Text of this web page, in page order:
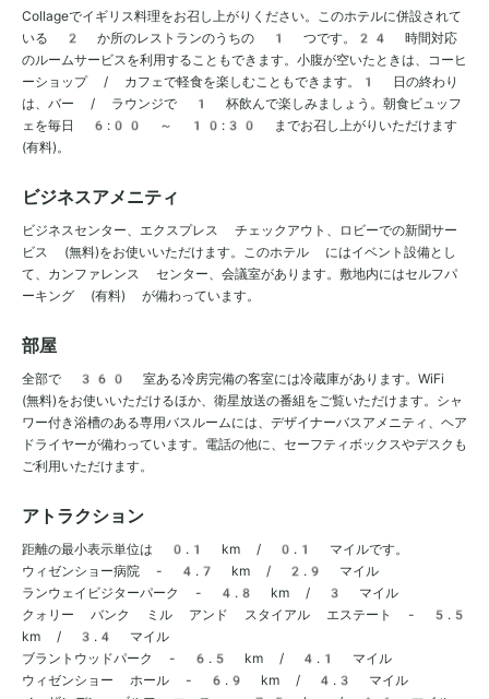
Collageでイギリス料理をお召し上がりください。このホテルに併設されて
いる 2 か所のレストランのうちの 1 つです。24 時間対応
のルームサービスを利用することもできます。小腹が空いたときは、コーヒ
ーショップ / カフェで軽食を楽しむこともできます。1 日の終わり
は、バー / ラウンジで 1 杯飲んで楽しみましょう。朝食ビュッフ
ェを毎日 6:00 ～ 10:30 までお召し上がりいただけます
(有料)。
ビジネスアメニティ
ビジネスセンター、エクスプレス チェックアウト、ロビーでの新聞サー
ビス (無料)をお使いいただけます。このホテル にはイベント設備とし
て、カンファレンス センター、会議室があります。敷地内にはセルフパ
ーキング (有料) が備わっています。
部屋
全部で 360 室ある冷房完備の客室には冷蔵庫があります。WiFi
(無料)をお使いいただけるほか、衛星放送の番組をご覧いただけます。シャ
ワー付き浴槽のある専用バスルームには、デザイナーバスアメニティ、ヘア
ドライヤーが備わっています。電話の他に、セーフティボックスやデスクも
ご利用いただけます。
アトラクション
距離の最小表示単位は 0.1 km / 0.1 マイルです。
ウィゼンショー病院 - 4.7 km / 2.9 マイル
ランウェイビジターパーク - 4.8 km / 3 マイル
クォリー バンク ミル アンド スタイアル エステート - 5.5
km / 3.4 マイル
ブラントウッドパーク - 6.5 km / 4.1 マイル
ウィゼンショー ホール - 6.9 km / 4.3 マイル